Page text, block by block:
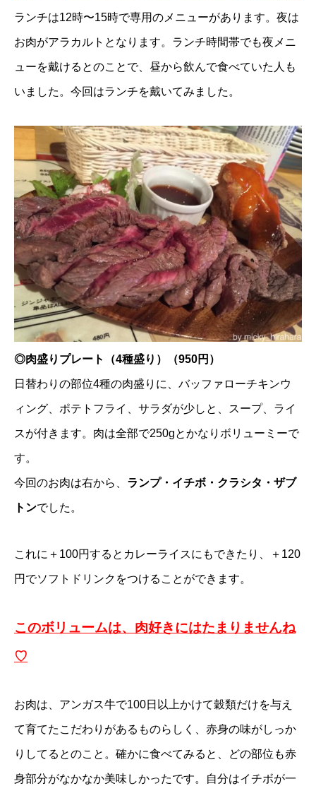
ランチは12時〜15時で専用のメニューがあります。夜は
お肉がアラカルトとなります。ランチ時間帯でも夜メニ
ューを戴けるとのことで、昼から飲んで食べていた人も
いました。今回はランチを戴いてみました。
◎肉盛りプレート（4種盛り）（950円）
日替わりの部位4種の肉盛りに、バッファローチキンウ
ィング、ポテトフライ、サラダが少しと、スープ、ライ
スが付きます。肉は全部で250gとかなりボリューミーで
す。
今回のお肉は右から、 ランプ・イチボ・クラシタ・ザブ
トンでした。
これに＋100円するとカレーライスにもできたり、＋120
円でソフトドリンクをつけることができます。
このボリュームは、肉好きにはたまりませんね
♡
お肉は、アンガス牛で100日以上かけて穀類だけを与え
て育てたこだわりがあるものらしく、赤身の味がしっか
りしてるとのこと。確かに食べてみると、どの部位も赤
身部分がなかなか美味しかったです。自分はイチボが一